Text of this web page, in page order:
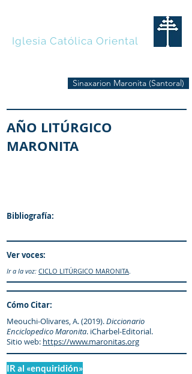
Iglesia Católica Oriental
Sinaxarion Maronita (Santoral)
AÑO LITÚRGICO
MARONITA
Bibliografía:
Ver voces:
Ir a la voz: CICLO LITÚRGICO MARONITA.
Cómo Citar:
Meouchi-Olivares, A. (2019).Diccionario
Enciclopedico Maronita. iCharbel-Editorial.
Sitio web: https://www.maronitas.org
IR al «enquiridión»